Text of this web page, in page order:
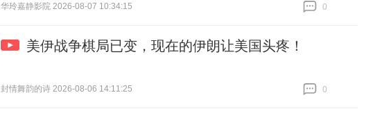
华玲嘉静影院 2026-08-07 10:34:15
0
美伊战争棋局已变，现在的伊朗让美国头疼！
封情舞韵的诗 2026-08-06 14:11:25
0